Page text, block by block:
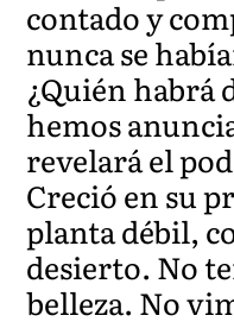
contado y
nunca se
¿Quién habrá
hemos
revelará el
Creció en su
planta débil,
desierto. No
belleza. No